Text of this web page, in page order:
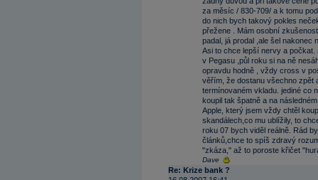
za měsíc / 830-709/ a k tomu
do nich bych takový pokles
přežene . Mám osobní
padal, já prodal ,ale šel nakonec
Asi to chce lepší nervy a
v Pegasu ,půl roku si na ně
opravdu hodně , vždy cross v
věřím, že dostanu všechno zpět
termínovaném vkladu. jediné co
koupil tak špatně a na
Apple, který jsem vždy chtěl
skandálech,co mu ublížily, to
roku 07 bych viděl reálně. Rád
článků,chce to spíš zdravý
"zkáza," až to poroste křičet
Dave
Re: Krize bank ?